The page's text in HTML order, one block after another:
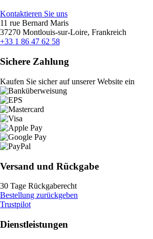
Kontaktieren Sie uns
11 rue Bernard Maris
37270 Montlouis-sur-Loire, Frankreich
+33 1 86 47 62 58
Sichere Zahlung
Kaufen Sie sicher auf unserer Website ein
Versand und Rückgabe
30 Tage Rückgaberecht
Bestellung zurückgeben
Trustpilot
Dienstleistungen